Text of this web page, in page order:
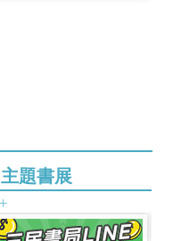
主題書展